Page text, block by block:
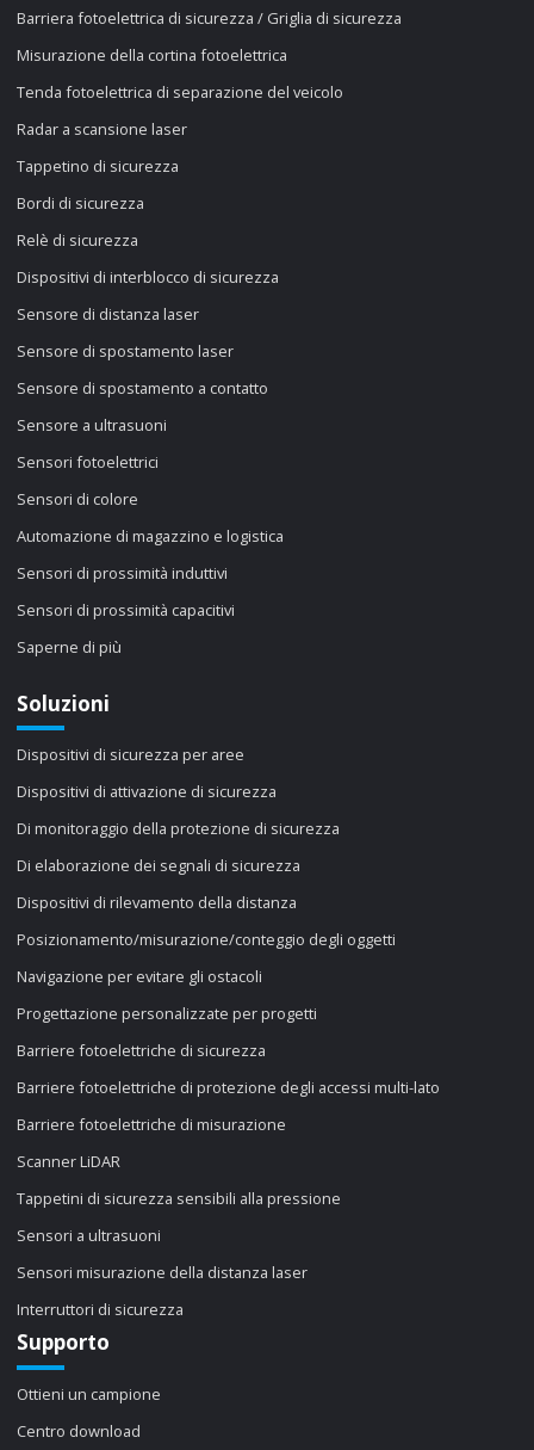
Barriera fotoelettrica di sicurezza / Griglia di sicurezza
Misurazione della cortina fotoelettrica
Tenda fotoelettrica di separazione del veicolo
Radar a scansione laser
Tappetino di sicurezza
Bordi di sicurezza
Relè di sicurezza
Dispositivi di interblocco di sicurezza
Sensore di distanza laser
Sensore di spostamento laser
Sensore di spostamento a contatto
Sensore a ultrasuoni
Sensori fotoelettrici
Sensori di colore
Automazione di magazzino e logistica
Sensori di prossimità induttivi
Sensori di prossimità capacitivi
Saperne di più
Soluzioni
Dispositivi di sicurezza per aree
Dispositivi di attivazione di sicurezza
Di monitoraggio della protezione di sicurezza
Di elaborazione dei segnali di sicurezza
Dispositivi di rilevamento della distanza
Posizionamento/misurazione/conteggio degli oggetti
Navigazione per evitare gli ostacoli
Progettazione personalizzate per progetti
Barriere fotoelettriche di sicurezza
Barriere fotoelettriche di protezione degli accessi multi-lato
Barriere fotoelettriche di misurazione
Scanner LiDAR
Tappetini di sicurezza sensibili alla pressione
Sensori a ultrasuoni
Sensori misurazione della distanza laser
Interruttori di sicurezza
Supporto
Ottieni un campione
Centro download